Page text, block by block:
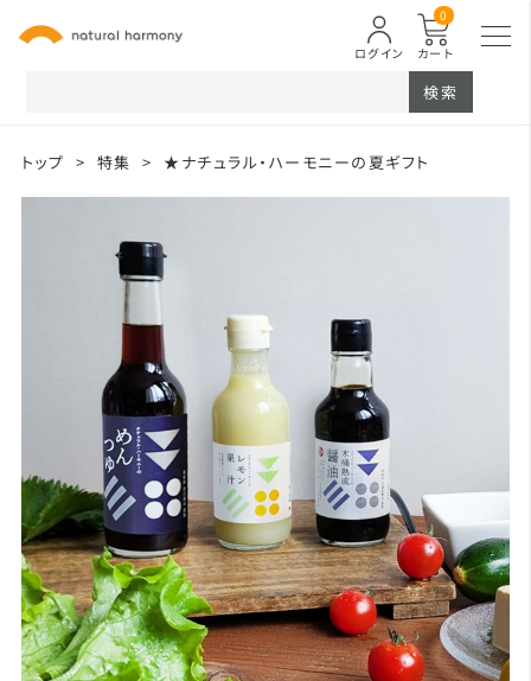
カート
0
ログイン
検索
トップ > 特集 > ★ナチュラル・ハーモニーの夏ギフト